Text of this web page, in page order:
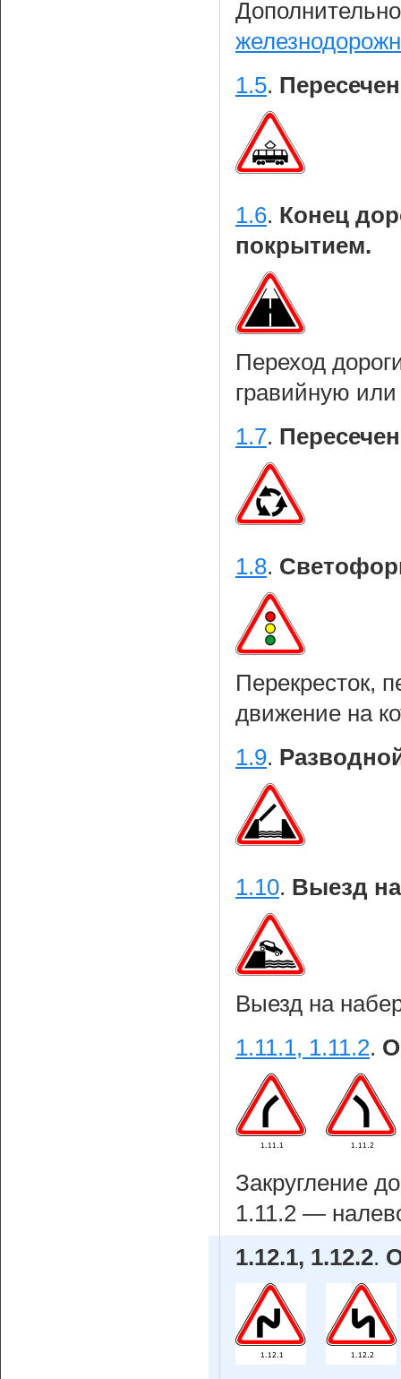
1.5.
1.6. Конец
покрытием.
Переход
гравийную или
1.7.
1.8.
Перекресток,
движение на
1.9.
1.10. Выезд
Выезд на
1.11.1, 1.11.2.
Закругление
1.11.2 —
1.12.1, 1.12.2.